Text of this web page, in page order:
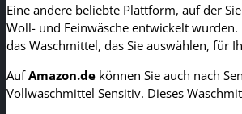
Eine andere beliebte Plattform, auf der
Woll- und Feinwäsche entwickelt
das Waschmittel, das Sie auswählen, für
AufAmazon.de können Sie auch nach
Vollwaschmittel Sensitiv. Dieses